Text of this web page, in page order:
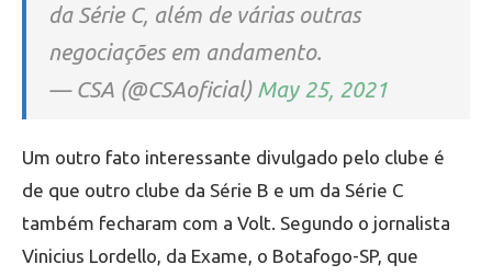
da Série C, além de várias outras
negociações em andamento.
— CSA (@CSAoficial) May 25, 2021
Um outro fato interessante divulgado pelo clube é
de que outro clube da Série B e um da Série C
também fecharam com a Volt. Segundo o jornalista
Vinicius Lordello, da Exame, o Botafogo-SP, que